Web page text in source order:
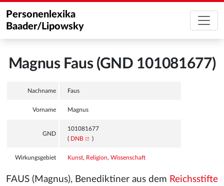
Personenlexika
Baader/Lipowsky
Magnus Faus (GND 101081677)
Nachname Faus
Vorname Magnus
GND
101081677
( DNB )
Wirkungsgebiet Kunst, Religion, Wissenschaft
FAUS (Magnus), Benediktiner aus dem Reichsstifte